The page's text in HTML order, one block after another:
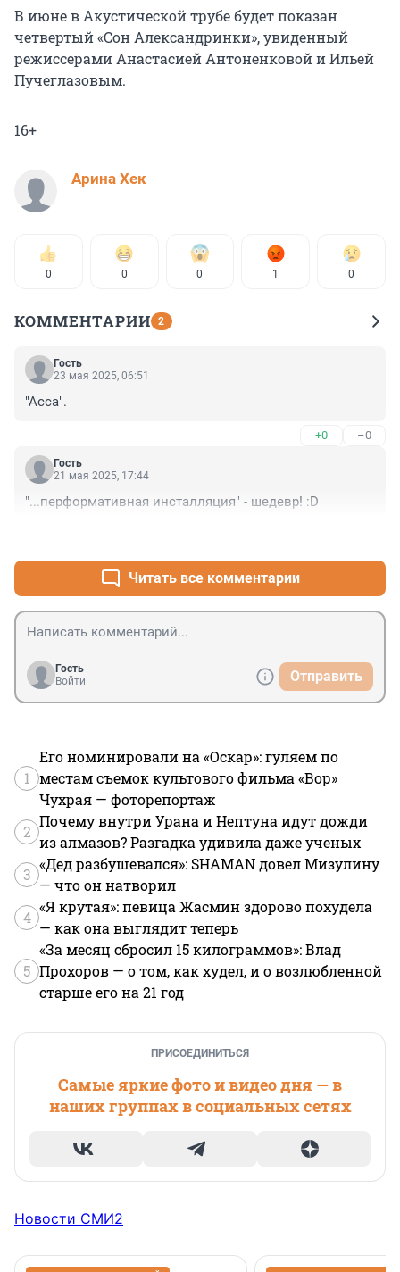
В июне в Акустической трубе будет показан
четвертый «Сон Александринки», увиденный
режиссерами Анастасией Антоненковой и Ильей
Пучеглазовым.
16+
Арина Хек
0 0 0 1 0
КОММЕНТАРИИ 2
Гость
23 мая 2025, 06:51
"Асса".
+0 –0
Гость
21 мая 2025, 17:44
"...перформативная инсталляция" - шедевр! :D
Читать все комментарии
Гость
Войти
Отправить
1
Его номинировали на «Оскар»: гуляем по
местам съемок культового фильма «Вор»
Чухрая — фоторепортаж
2
Почему внутри Урана и Нептуна идут дожди
из алмазов? Разгадка удивила даже ученых
3
«Дед разбушевался»: SHAMAN довел Мизулину
— что он натворил
4
«Я крутая»: певица Жасмин здорово похудела
— как она выглядит теперь
5
«За месяц сбросил 15 килограммов»: Влад
Прохоров — о том, как худел, и о возлюбленной
старше его на 21 год
ПРИСОЕДИНИТЬСЯ
Самые яркие фото и видео дня — в
наших группах в социальных сетях
Новости СМИ2